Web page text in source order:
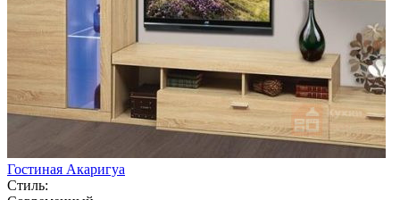
Гостиная Акаригуа
Стиль: